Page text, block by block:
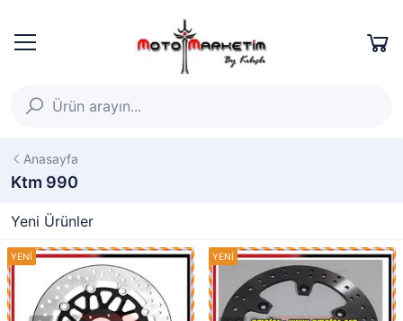
Anasayfa
Ktm 990
Yeni Ürünler